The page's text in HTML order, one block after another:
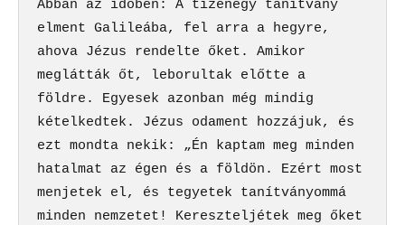
Abban az időben: A tizenegy tanítvány
elment Galileába, fel arra a hegyre,
ahova Jézus rendelte őket. Amikor
meglátták őt, leborultak előtte a
földre. Egyesek azonban még mindig
kételkedtek. Jézus odament hozzájuk, és
ezt mondta nekik: „Én kaptam meg minden
hatalmat az égen és a földön. Ezért most
menjetek el, és tegyetek tanítványommá
minden nemzetet! Kereszteljétek meg őket